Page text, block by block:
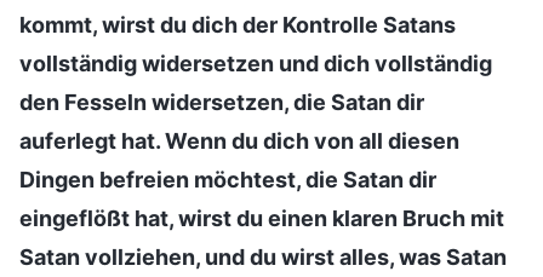
kommt, wirst du dich der Kontrolle Satans
vollständig widersetzen und dich vollständig
den Fesseln widersetzen, die Satan dir
auferlegt hat. Wenn du dich von all diesen
Dingen befreien möchtest, die Satan dir
eingeflößt hat, wirst du einen klaren Bruch mit
Satan vollziehen, und du wirst alles, was Satan